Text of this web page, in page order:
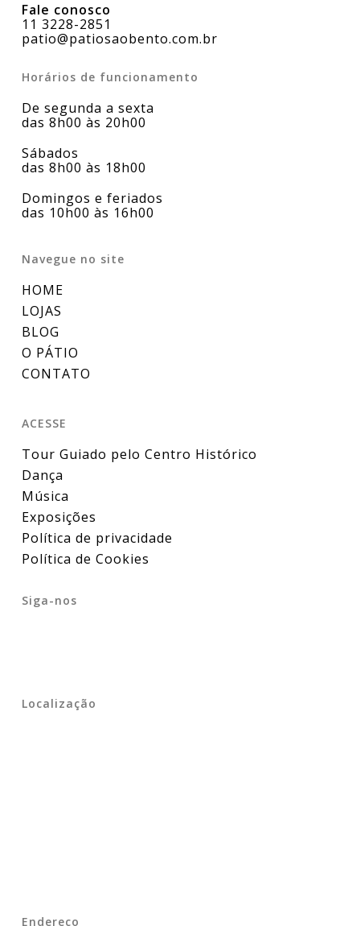
Fale conosco
11 3228-2851
patio@patiosaobento.com.br
Horários de funcionamento
De segunda a sexta
das 8h00 às 20h00
Sábados
das 8h00 às 18h00
Domingos e feriados
das 10h00 às 16h00
Navegue no site
HOME
LOJAS
BLOG
O PÁTIO
CONTATO
ACESSE
Tour Guiado pelo Centro Histórico
Dança
Música
Exposições
Política de privacidade
Política de Cookies
Siga-nos
Localização
Endereço